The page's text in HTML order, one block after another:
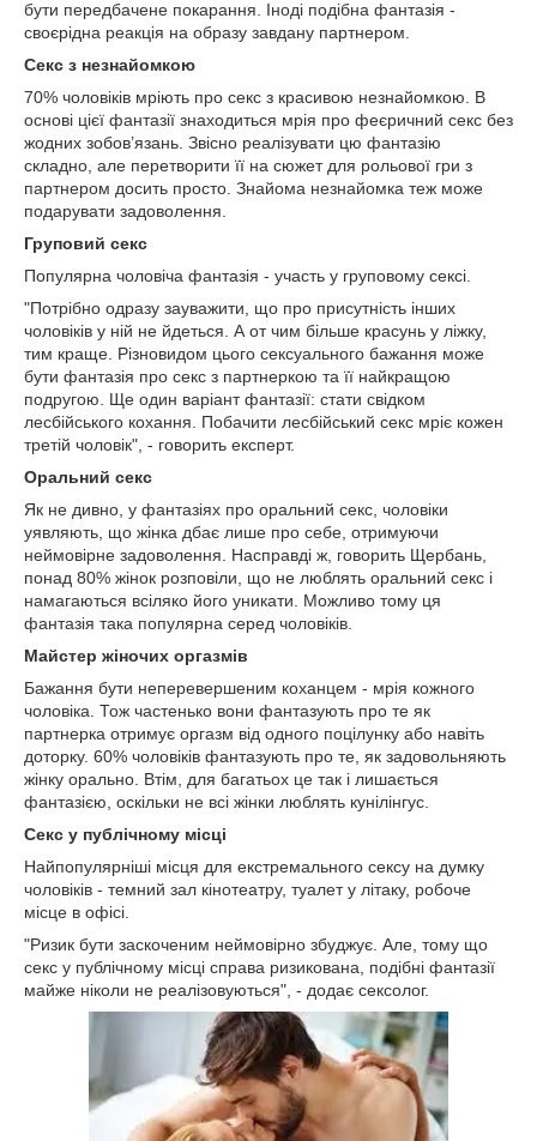
бути передбачене покарання. Іноді подібна фантазія -
своєрідна реакція на образу завдану партнером.
Секс з незнайомкою
70% чоловіків мріють про секс з красивою незнайомкою. В
основі цієї фантазії знаходиться мрія про феєричний секс без
жодних зобов’язань. Звісно реалізувати цю фантазію
складно, але перетворити її на сюжет для рольової гри з
партнером досить просто. Знайома незнайомка теж може
подарувати задоволення.
Груповий секс
Популярна чоловіча фантазія - участь у груповому сексі.
"Потрібно одразу зауважити, що про присутність інших
чоловіків у ній не йдеться. А от чим більше красунь у ліжку,
тим краще. Різновидом цього сексуального бажання може
бути фантазія про секс з партнеркою та її найкращою
подругою. Ще один варіант фантазії: стати свідком
лесбійського кохання. Побачити лесбійський секс мріє кожен
третій чоловік", - говорить експерт.
Оральний секс
Як не дивно, у фантазіях про оральний секс, чоловіки
уявляють, що жінка дбає лише про себе, отримуючи
неймовірне задоволення. Насправді ж, говорить Щербань,
понад 80% жінок розповіли, що не люблять оральний секс і
намагаються всіляко його уникати. Можливо тому ця
фантазія така популярна серед чоловіків.
Майстер жіночих оргазмів
Бажання бути неперевершеним коханцем - мрія кожного
чоловіка. Тож частенько вони фантазують про те як
партнерка отримує оргазм від одного поцілунку або навіть
доторку. 60% чоловіків фантазують про те, як задовольняють
жінку орально. Втім, для багатьох це так і лишається
фантазією, оскільки не всі жінки люблять кунілінгус.
Секс у публічному місці
Найпопулярніші місця для екстремального сексу на думку
чоловіків - темний зал кінотеатру, туалет у літаку, робоче
місце в офісі.
"Ризик бути заскоченим неймовірно збуджує. Але, тому що
секс у публічному місці справа ризикована, подібні фантазії
майже ніколи не реалізовуються", - додає сексолог.